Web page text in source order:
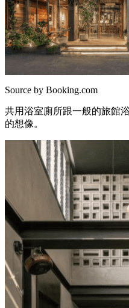
Source by Booking.com
共用浴室廁所跟一般的旅館
的想像。